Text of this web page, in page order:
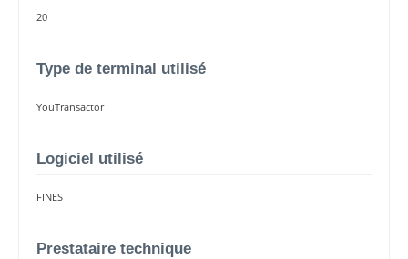
20
Type de terminal utilisé
YouTransactor
Logiciel utilisé
FINES
Prestataire technique